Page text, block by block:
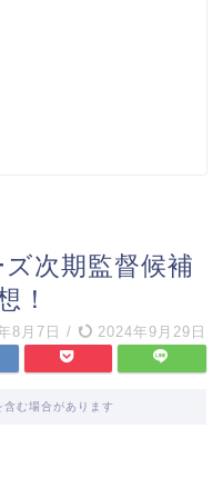
次期監督候補
！
8月7日 / 2024年9月29日
含む場合があります